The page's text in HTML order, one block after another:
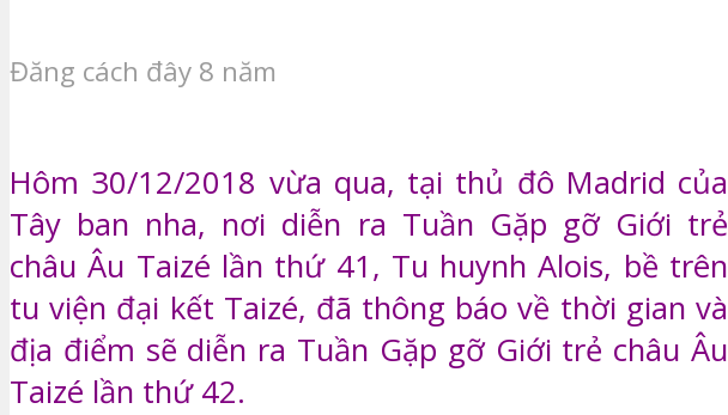
Đăng cách đây 8 năm
Hôm 30/12/2018 vừa qua, tại thủ đô Madrid của
Tây ban nha, nơi diễn ra Tuần Gặp gỡ Giới trẻ
châu Âu Taizé lần thứ 41, Tu huynh Alois, bề trên
tu viện đại kết Taizé, đã thông báo về thời gian và
địa điểm sẽ diễn ra Tuần Gặp gỡ Giới trẻ châu Âu
Taizé lần thứ 42.